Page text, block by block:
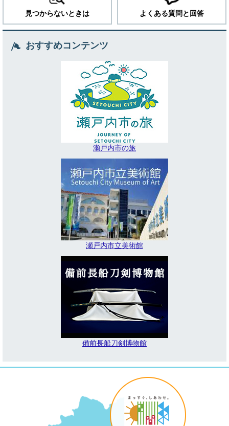
見つからないときは よくある質問と回答
おすすめコンテンツ
瀬戸内市の旅
瀬戸内市立美術館
備前長船刀剣博物館